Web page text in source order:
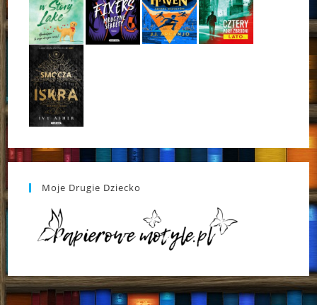
Moje Drugie Dziecko